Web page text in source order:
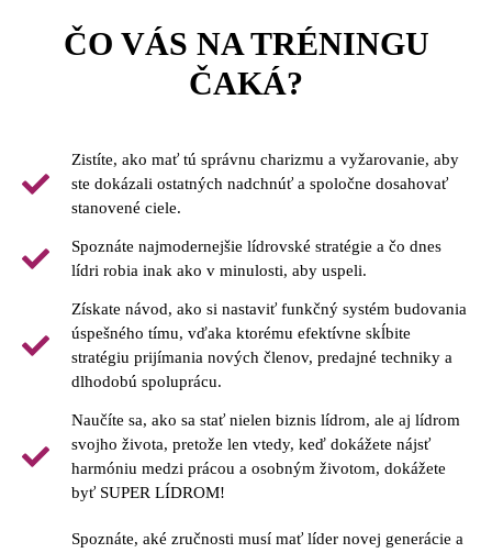
ČO VÁS NA TRÉNINGU
ČAKÁ?
Zistíte, ako mať tú správnu charizmu a vyžarovanie, aby
ste dokázali ostatných nadchnúť a spoločne dosahovať
stanovené ciele.
Spoznáte najmodernejšie lídrovské stratégie a čo dnes
lídri robia inak ako v minulosti, aby uspeli.​
Získate návod, ako si nastaviť funkčný systém budovania
úspešného tímu, vďaka ktorému efektívne skĺbite
stratégiu prijímania nových členov, predajné techniky a
dlhodobú spoluprácu.​
Naučíte sa, ako sa stať nielen biznis lídrom, ale aj lídrom
svojho života, pretože len vtedy, keď dokážete nájsť
harmóniu medzi prácou a osobným životom, dokážete
byť SUPER LÍDROM!
Spoznáte, aké zručnosti musí mať líder novej generácie a